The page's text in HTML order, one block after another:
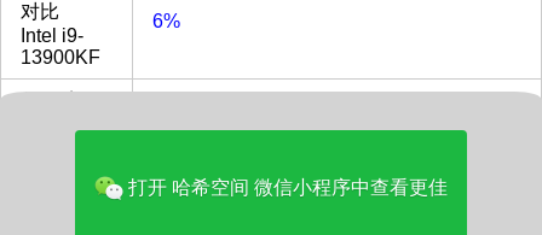
对比
Intel i9-
13900KF
6%
多核评分 3533
打开 哈希空间 微信小程序中查看更佳